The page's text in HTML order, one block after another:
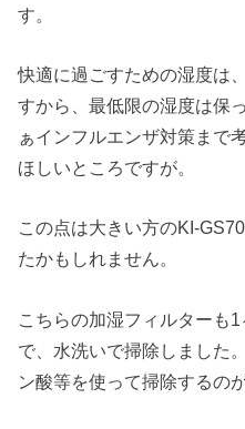
す。
快適に過ごすための湿度は
すから、最低限の湿度は保
ぁインフルエンザ対策まで
ほしいところですが。
この点は大きい方のKI-
たかもしれません。
こちらの加湿フィルターも
で、 水洗いで掃除しました
ン酸等を使って掃除するの